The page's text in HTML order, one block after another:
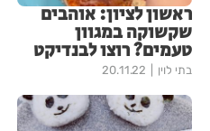
ראשון לציון: אוהבים
שקשוקה במגוון
טעמים? רוצו לבנדיקט
בתי לוין 20.11.22